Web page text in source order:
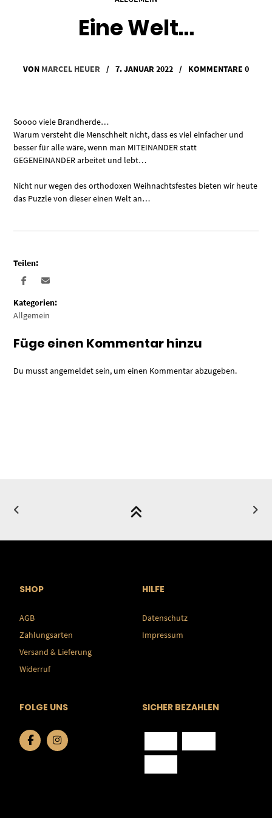
Eine Welt…
VON MARCEL HEUER / 7. JANUAR 2022 / KOMMENTARE 0
Soooo viele Brandherde…
Warum versteht die Menschheit nicht, dass es viel einfacher und
besser für alle wäre, wenn man MITEINANDER statt
GEGENEINANDER arbeitet und lebt…
Nicht nur wegen des orthodoxen Weihnachtsfestes bieten wir heute
das Puzzle von dieser einen Welt an…
Teilen:
Kategorien:
Allgemein
Füge einen Kommentar hinzu
Du musstangemeldetsein, um einen Kommentar abzugeben.
SHOP
AGB
Zahlungsarten
Versand & Lieferung
Widerruf
HILFE
Datenschutz
Impressum
FOLGE UNS SICHER BEZAHLEN